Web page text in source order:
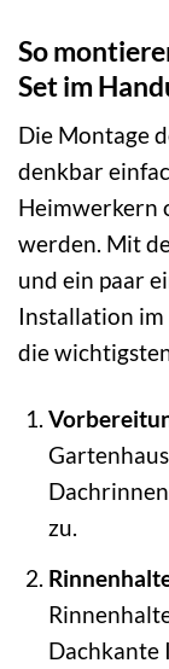
So
Set im
Die Montage
denkbar
Heimwerkern
werden. Mit
und ein paar
Installation
die
zu.
Dachkante